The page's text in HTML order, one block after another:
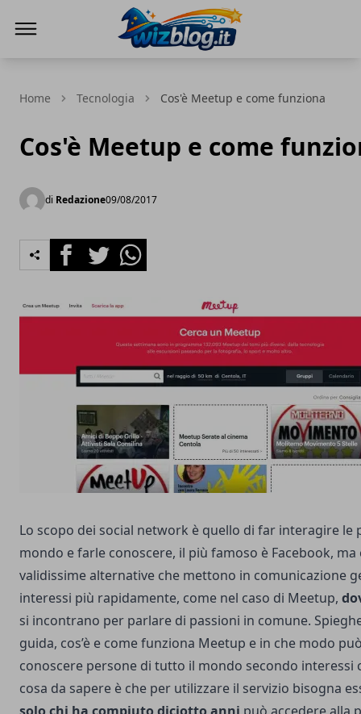
Home Tecnologia Cos'è Meetup e come funziona
Cos'è Meetup e come
di Redazione09/08/2017
FacebookTwitterWhatsapp
Lo scopo dei social network è quello di far interagire le
mondo e farle conoscere, il più famoso è Facebook, ma
validissime alternative che mettono in comunicazione
interessi più rapidamente, come nel caso di Meetup,
si incontrano per parlare di passioni in comune.
guida, cos’è e come funziona Meetup e in che modo
conoscere persone di tutto il mondo secondo interessi
cosa da sapere è che per utilizzare il servizio bisogna